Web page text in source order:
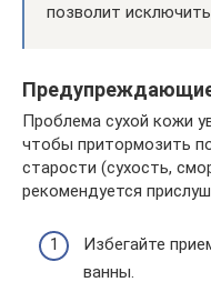
позволит
Проблема сухой кожи
чтобы притормозить
старости (сухость,
рекомендуется
Избегайте
ванны.